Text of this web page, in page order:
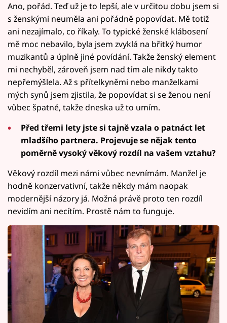
Ano, pořád. Teď už je to lepší, ale v určitou dobu jsem si
s ženskými neuměla ani pořádně popovídat. Mě totiž
ani nezajímalo, co říkaly. To typické ženské klábosení
mě moc nebavilo, byla jsem zvyklá na břitký humor
muzikantů a úplně jiné povídání. Takže ženský element
mi nechyběl, zároveň jsem nad tím ale nikdy takto
nepřemýšlela. Až s přítelkyněmi nebo manželkami
mých synů jsem zjistila, že popovídat si se ženou není
vůbec špatné, takže dneska už to umím.
Před třemi lety jste si tajně vzala o patnáct let
mladšího partnera. Projevuje se nějak tento
poměrně vysoký věkový rozdíl na vašem vztahu?
Věkový rozdíl mezi námi vůbec nevnímám. Manžel je
hodně konzervativní, takže někdy mám naopak
modernější názory já. Možná právě proto ten rozdíl
nevidím ani necítím. Prostě nám to funguje.